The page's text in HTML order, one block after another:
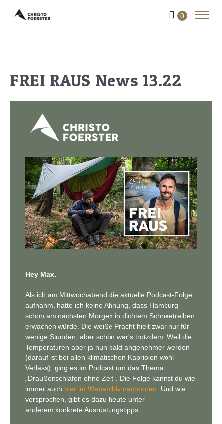
0
FREI RAUS News 13.22